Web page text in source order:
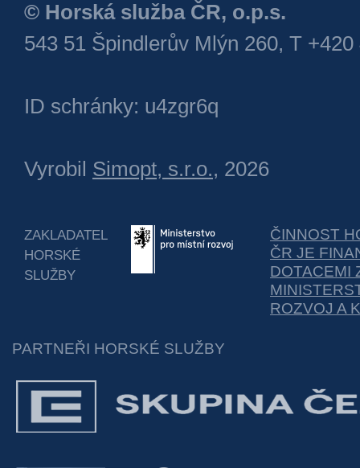
© Horská služba ČR, o.p.s.
543 51 Špindlerův Mlýn 260, T +420
ID schránky: u4zgr6q
Vyrobil Simopt, s.r.o., 2026
ZAKLADATEL
HORSKÉ
SLUŽBY
ČINNOST
ČR JE
DOTACEMI
ROZVOJ A
PARTNEŘI HORSKÉ SLUŽBY